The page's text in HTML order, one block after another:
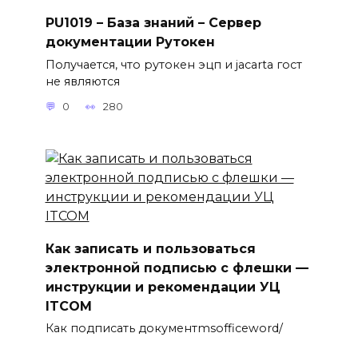
PU1019 – База знаний – Сервер
документации Рутокен
Получается, что рутокен эцп и jacarta гост
не являются
0 280
Как записать и пользоваться
электронной подписью с флешки —
инструкции и рекомендации УЦ
ITCOM
Как подписать документmsofficeword/